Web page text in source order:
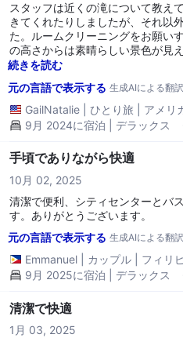
スタッフは近くの滝について教え
きてくれたりしましたが、それ以
た。ルームクリーニングをお願いす
の高さからは素晴らしい景色が見
が、近くにスナックストアやレス
たです。シャワーの後にバスルー
続きを読む
元の言語で表示する 生成AIによる翻訳
GailNatalie ひとり旅
アメリ
9月 2024に宿泊 | デラックス
手頃でありながら快適
10月 02, 2025
清潔で便利、シティセンターとバ
す。ありがとうございます。
元の言語で表示する 生成AIによる翻訳
Emmanuel カップル
フィリ
9月 2025に宿泊 | デラックス
清潔で快適
1月 03, 2025